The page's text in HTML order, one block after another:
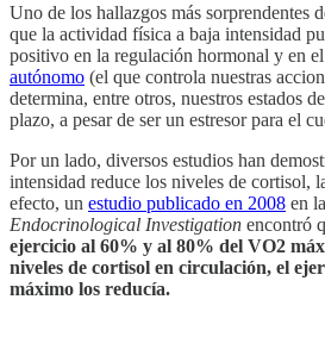
Uno de los hallazgos más sorprendentes
que la actividad física a baja intensidad
positivo en la regulación hormonal y en el
autónomo (el que controla nuestras
determina, entre otros, nuestros estados
plazo, a pesar de ser un estresor para el
Por un lado, diversos estudios han
intensidad reduce los niveles de cortisol,
efecto, un estudio publicado en 2008 en
Endocrinological Investigation encontró
ejercicio al 60% y al 80% del VO2
niveles de cortisol en circulación, el
máximo los reducía.